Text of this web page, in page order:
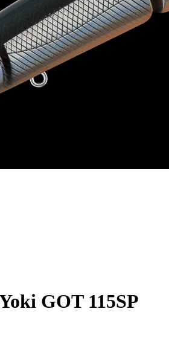
GOT 115SP